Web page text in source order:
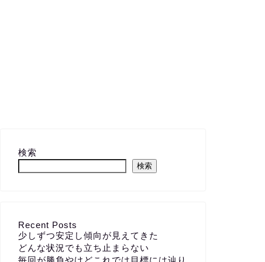
検索
検索
Recent Posts
少しずつ安定し傾向が見えてきた
どんな状況でも立ち止まらない
毎回が勝負やけどこれでは目標には辿り